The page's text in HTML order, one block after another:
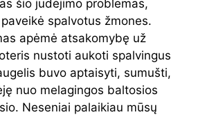
šio judėjimo problemas,
spalvotus žmones.
apėmė atsakomybę už
nustoti aukoti spalvingus
buvo aptaisyti, sumušti,
nuo melagingos baltosios
Neseniai palaikiau mūsų